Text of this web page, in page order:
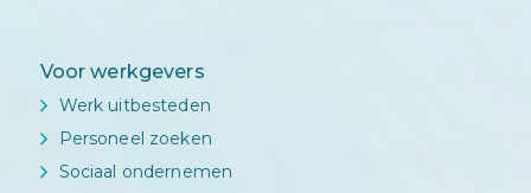
Voor werkgevers
Werk uitbesteden
Personeel zoeken
Sociaal ondernemen